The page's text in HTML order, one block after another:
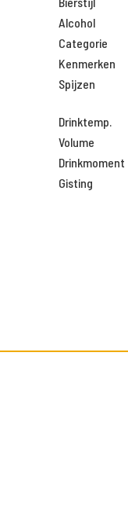
Alcohol
Categorie
Kenmerken
Spijzen
Drinktemp.
Volume
Drinkmoment
Gisting